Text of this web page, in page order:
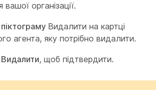
організації.
піктограму Видалити на картці
агента, яку потрібно видалити.
Видалити, щоб підтвердити.